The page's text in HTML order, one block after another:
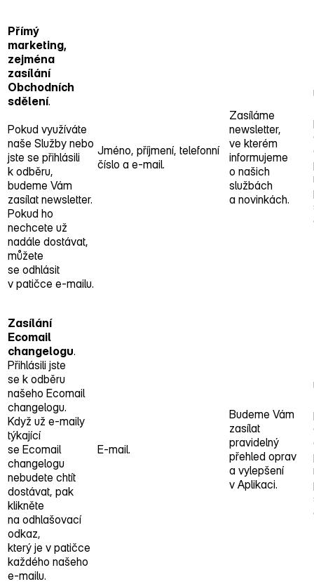
Přímý
marketing,
zejména
zasílání
Obchodních
sdělení.
Pokud využíváte
naše Služby nebo
jste se přihlásili
k odběru,
budeme Vám
zasílat newsletter.
Pokud ho
nechcete už
nadále dostávat,
můžete
se odhlásit
v patičce e‑mailu.
Jméno, příjmení, telefonní
číslo a e‑mail.
Zasíláme
newsletter,
ve kterém
informujeme
o našich
službách
a novinkách.
Zasílání
Ecomail
changelogu.
Přihlásili jste
se k odběru
našeho Ecomail
changelogu.
Když už e‑maily
týkající
se Ecomail
changelogu
nebudete chtít
dostávat, pak
klikněte
na odhlašovací
odkaz,
který je v patičce
každého našeho
e‑mailu.
E‑mail.
Budeme Vám
zasílat
pravidelný
přehled oprav
a vylepšení
v Aplikaci.